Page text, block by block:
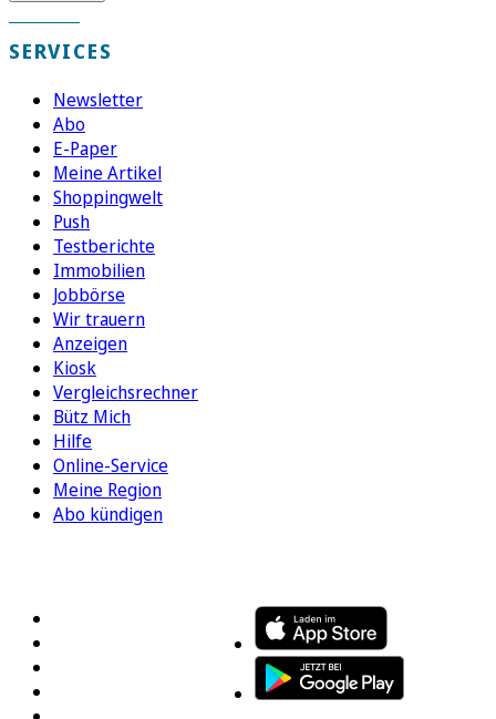
SERVICES
Newsletter
Abo
E-Paper
Meine Artikel
Shoppingwelt
Push
Testberichte
Immobilien
Jobbörse
Wir trauern
Anzeigen
Kiosk
Vergleichsrechner
Bütz Mich
Hilfe
Online-Service
Meine Region
Abo kündigen